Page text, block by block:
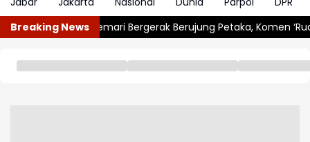
Breaking News
Petaka, Komen ‘Ruang Jenazah Kosong’, Karier dr Beni